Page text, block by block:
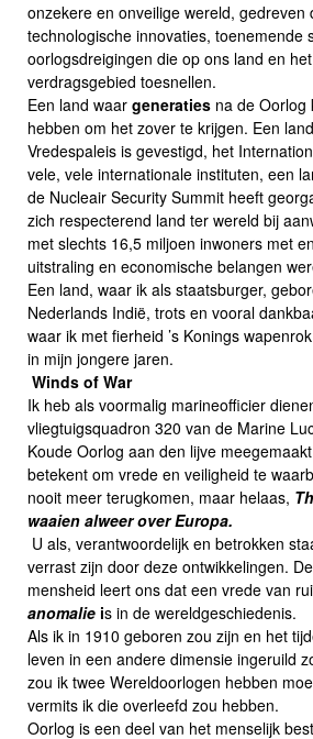
onzekere en onveilige wereld, gedreven
technologische innovaties, toenemende
oorlogsdreigingen die op ons land en
verdragsgebied toesnellen.
Een land waar generaties na de Oorlog
hebben om het zover te krijgen. Een
Vredespaleis is gevestigd, het
vele, vele internationale instituten, een
de Nucleair Security Summit heeft
zich respecterend land ter wereld bij
met slechts 16,5 miljoen inwoners met
uitstraling en economische belangen
Een land, waar ik als staatsburger,
Nederlands Indië, trots en vooral
waar ik met fierheid ’s Konings
in mijn jongere jaren.
Winds of War
Ik heb als voormalig marineofficier
vliegtuigsquadron 320 van de Marine
Koude Oorlog aan den lijve
betekent om vrede en veiligheid te
nooit meer terugkomen, maar helaas,
waaien alweer over Europa.
U als, verantwoordelijk en betrokken
verrast zijn door deze ontwikkelingen.
mensheid leert ons dat een vrede van
anomalie is in de wereldgeschiedenis.
Als ik in 1910 geboren zou zijn en het
leven in een andere dimensie ingeruild
zou ik twee Wereldoorlogen hebben
vermits ik die overleefd zou hebben.
Oorlog is een deel van het menselijk